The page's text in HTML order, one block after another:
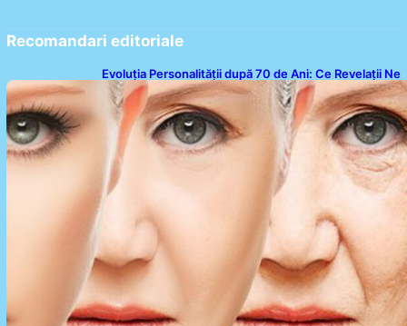
Recomandari editoriale
Evoluția Personalității după 70 de Ani: Ce Revelații Ne
Oferă Studiile Psihologice